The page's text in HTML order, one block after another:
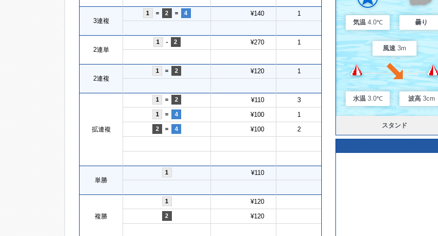
3連複
1 = 2 = 4 ¥140 1
2連単
1 - 2 ¥270 1
2連複
1 = 2 ¥120 1
拡連複
1 = 2 ¥110 3
1 = 4 ¥100 1
2 = 4 ¥100 2
単勝
1 ¥110
複勝
1 ¥120
2 ¥120
気温 4.0℃ 曇り
風速 3m
水温 3.0℃ 波高 3cm
スタンド